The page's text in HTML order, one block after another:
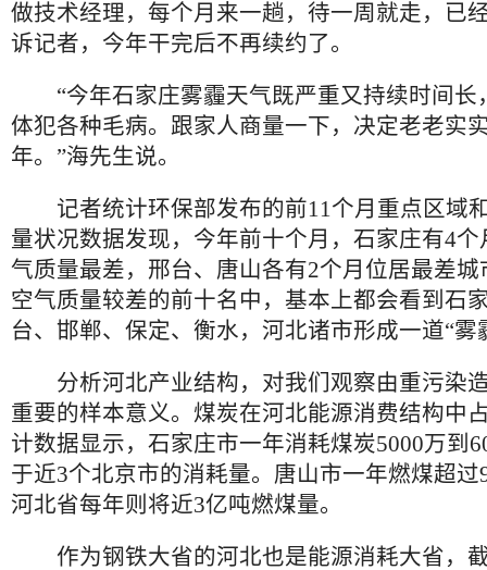
做技术经理，每个月来一趟，待一周就走，已
诉记者，今年干完后不再续约了。
“今年石家庄雾霾天气既严重又持续时间长
体犯各种毛病。跟家人商量一下，决定老老实
年。”海先生说。
记者统计环保部发布的前11个月重点区域
量状况数据发现，今年前十个月，石家庄有4
气质量最差，邢台、唐山各有2个月位居最差
空气质量较差的前十名中，基本上都会看到石
台、邯郸、保定、衡水，河北诸市形成一道“雾
分析河北产业结构，对我们观察由重污染
重要的样本意义。煤炭在河北能源消费结构中
计数据显示，石家庄市一年消耗煤炭5000万到
于近3个北京市的消耗量。唐山市一年燃煤超过
河北省每年则将近3亿吨燃煤量。
作为钢铁大省的河北也是能源消耗大省，截